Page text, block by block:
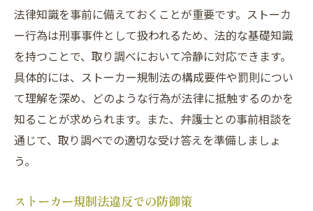
法律知識を事前に備えておくことが重要です。ストーカ
ー行為は刑事事件として扱われるため、法的な基礎知識
を持つことで、取り調べにおいて冷静に対応できます。
具体的には、ストーカー規制法の構成要件や罰則につい
て理解を深め、どのような行為が法律に抵触するのかを
知ることが求められます。また、弁護士との事前相談を
通じて、取り調べでの適切な受け答えを準備しましょ
う。
ストーカー規制法違反での防御策